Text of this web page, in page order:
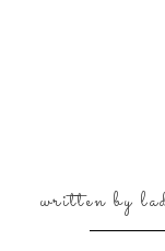
written by